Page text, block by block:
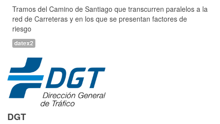
Tramos del Camino de Santiago que transcurren paralelos a la
red de Carreteras y en los que se presentan factores de
riesgo
datex2
DGT